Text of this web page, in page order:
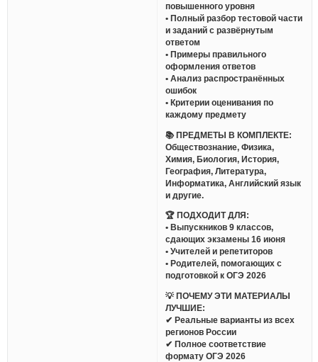
повышенного уровня
• Полный разбор тестовой части
и заданий с развёрнутым
ответом
• Примеры правильного
оформления ответов
• Анализ распространённых
ошибок
• Критерии оценивания по
каждому предмету
📚 ПРЕДМЕТЫ В КОМПЛЕКТЕ:
Обществознание, Физика,
Химия, Биология, История,
География, Литература,
Информатика, Английский язык
и другие.
🏆 ПОДХОДИТ ДЛЯ:
• Выпускников 9 классов,
сдающих экзамены 16 июня
• Учителей и репетиторов
• Родителей, помогающих с
подготовкой к ОГЭ 2026
💡 ПОЧЕМУ ЭТИ МАТЕРИАЛЫ
ЛУЧШИЕ:
✔ Реальные варианты из всех
регионов России
✔ Полное соответствие
формату ОГЭ 2026